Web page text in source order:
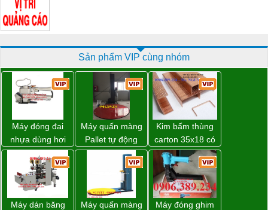
Sản phẩm VIP cùng nhóm
Máy đóng đai
nhựa dùng hơi
khí nén WP-20
Máy quấn màng
Pallet tự động
WP-55 xuất xứ
Đài Loan
Kim bấm thùng
carton 35x18 có
sẵn giá rẻ toàn
quốc
Máy dán băng
Máy quấn màng
Máy đóng ghim